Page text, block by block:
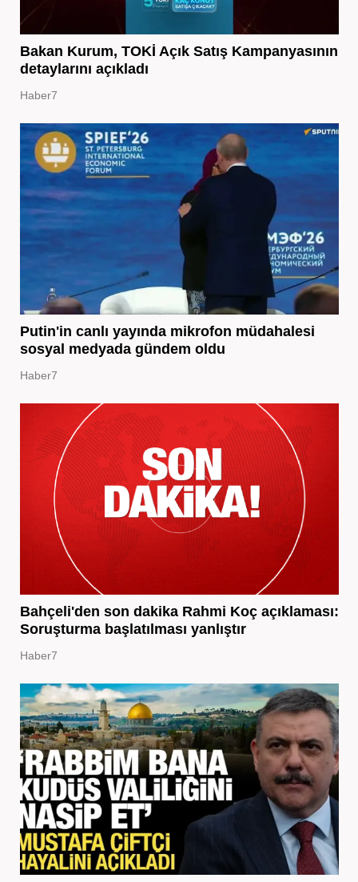
Bakan Kurum, TOKİ Açık Satış Kampanyasının
detaylarını açıkladı
Haber7
Putin'in canlı yayında mikrofon müdahalesi
sosyal medyada gündem oldu
Haber7
Bahçeli'den son dakika Rahmi Koç açıklaması:
Soruşturma başlatılması yanlıştır
Haber7